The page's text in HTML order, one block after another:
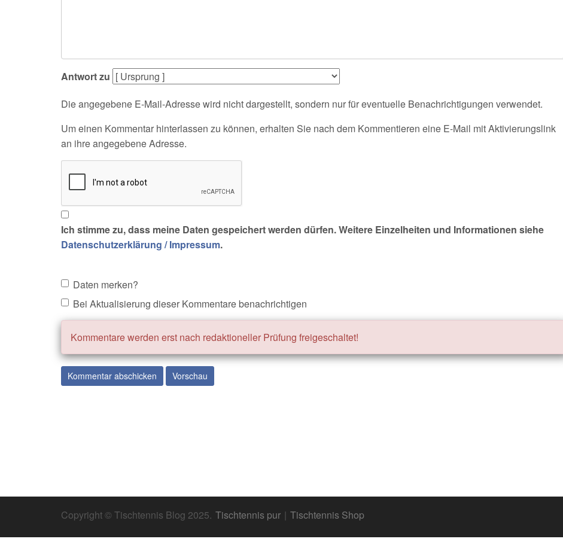
Antwort zu
Die angegebene E-Mail-Adresse wird nicht dargestellt, sondern nur für eventuelle Benachrichtigungen verwendet.
Um einen Kommentar hinterlassen zu können, erhalten Sie nach dem Kommentieren eine E-Mail mit Aktivierungslink
an ihre angegebene Adresse.
Ich stimme zu, dass meine Daten gespeichert werden dürfen. Weitere Einzelheiten und Informationen siehe
Datenschutzerklärung / Impressum.
Daten merken?
Bei Aktualisierung dieser Kommentare benachrichtigen
Kommentare werden erst nach redaktioneller Prüfung freigeschaltet!
Copyright © Tischtennis Blog 2025. Tischtennis pur | Tischtennis Shop